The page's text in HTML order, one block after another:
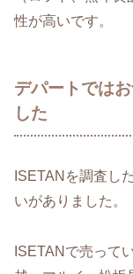
性が高いです。
デパートでは
した
ISETANを調査し
いがありました。
ISETANで売って